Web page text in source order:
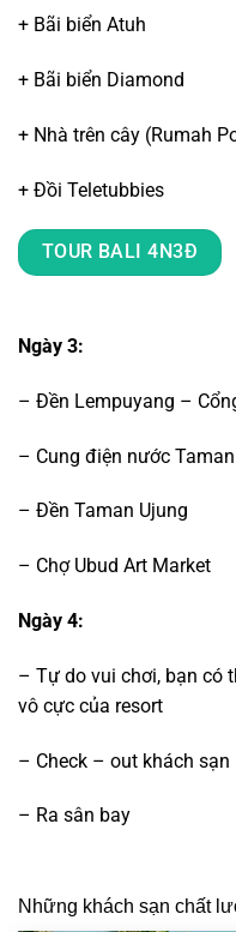
+ Bãi biển Atuh
+ Bãi biển Diamond
+ Nhà trên cây (Rumah
+ Đồi Teletubbies
TOUR BALI 4N3Đ
Ngày 3:
– Đền Lempuyang –
– Cung điện nước
– Đền Taman Ujung
– Chợ Ubud Art Market
Ngày 4:
– Tự do vui chơi, bạn có
vô cực của resort
– Check – out khách sạn
– Ra sân bay
Những khách sạn chất